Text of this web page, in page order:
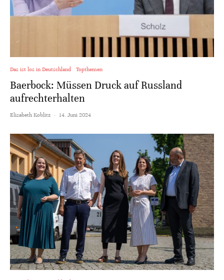
Das ist los in Deutschland Topthemen
Baerbock: Müssen Druck auf Russland
aufrechterhalten
Elisabeth Koblitz · 14. Juni 2024